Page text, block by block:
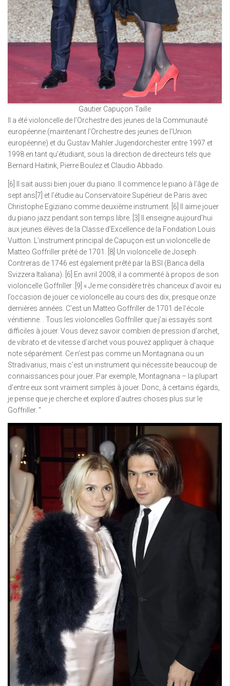
Gautier Capuçon Taille
Il a été violoncelle de l’Orchestre des jeunes de la Communauté
européenne (maintenant l’Orchestre des jeunes de l’Union
européenne) et du Gustav Mahler Jugendorchester entre 1997 et
1998 en tant qu’étudiant, sous la direction de directeurs tels que
Bernard Haitink, Pierre Boulez et Claudio Abbado.
[6] Il sait aussi bien jouer du piano. Il commence le piano à l’âge de
sept ans[7] et l’étudie au Conservatoire Supérieur de Paris avec
Christophe Egiziano comme deuxième instrument. [6] Il aime jouer
du piano jazz pendant son temps libre. [3] Il enseigne aujourd’hui
aux jeunes élèves de la Classe d’Excellence de la Fondation Louis
Vuitton. L’instrument principal de Capuçon est un violoncelle de
Matteo Goffriller prêté de 1701. [8] Un violoncelle de Joseph
Contreras de 1746 est également prêté par la BSI (Banca della
Svizzera Italiana). [6] En avril 2008, il a commenté à propos de son
violoncelle Goffriller :[9] « Je me considère très chanceux d’avoir eu
l’occasion de jouer ce violoncelle au cours des dix, presque onze
dernières années. C’est un Matteo Goffriller de 1701 de l’école
vénitienne. . Tous les violoncelles Goffriller que j’ai essayés sont
difficiles à jouer. Vous devez savoir combien de pression d’archet,
de vibrato et de vitesse d’archet vous pouvez appliquer à chaque
note séparément. Ce n’est pas comme un Montagnana ou un
Stradivarius, mais c’est un instrument qui nécessite beaucoup de
connaissances pour jouer. Par exemple, Montagnana – la plupart
d’entre eux sont vraiment simples à jouer. Donc, à certains égards,
je pense que je cherche et explore d’autres choses plus sur le
Goffriller. “